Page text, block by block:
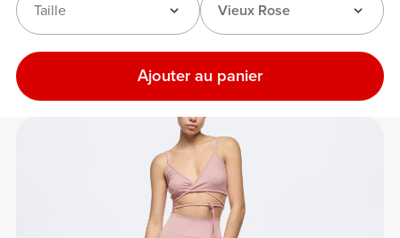
Vieux Rose
Taille
Ajouter au panier